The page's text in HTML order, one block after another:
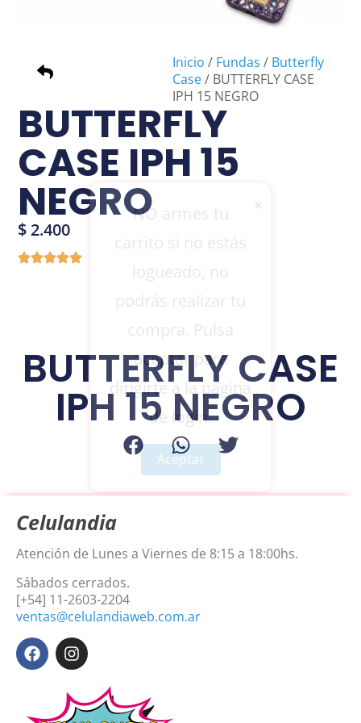
Inicio / Fundas / Butterfly
Case/ BUTTERFLY CASE
IPH 15 NEGRO
BUTTERFLY
CASE IPH 15
NEGRO
$2.400
BUTTERFLY CASE
IPH 15 NEGRO
Celulandia
Atención de Lunes a Viernes de 8:15 a 18:00hs.
Sábados cerrados.
[+54] 11-2603-2204
ventas@celulandiaweb.com.ar
×
NO armes tu
carrito si no estás
logueado, no
podrás realizar tu
compra. Pulsa
aceptar para
dirigirte a la página
de login.
Aceptar